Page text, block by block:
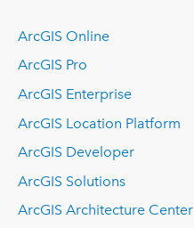
ArcGIS Online
ArcGIS Pro
ArcGIS Enterprise
ArcGIS Location Platform
ArcGIS Developer
ArcGIS Solutions
ArcGIS Architecture Center